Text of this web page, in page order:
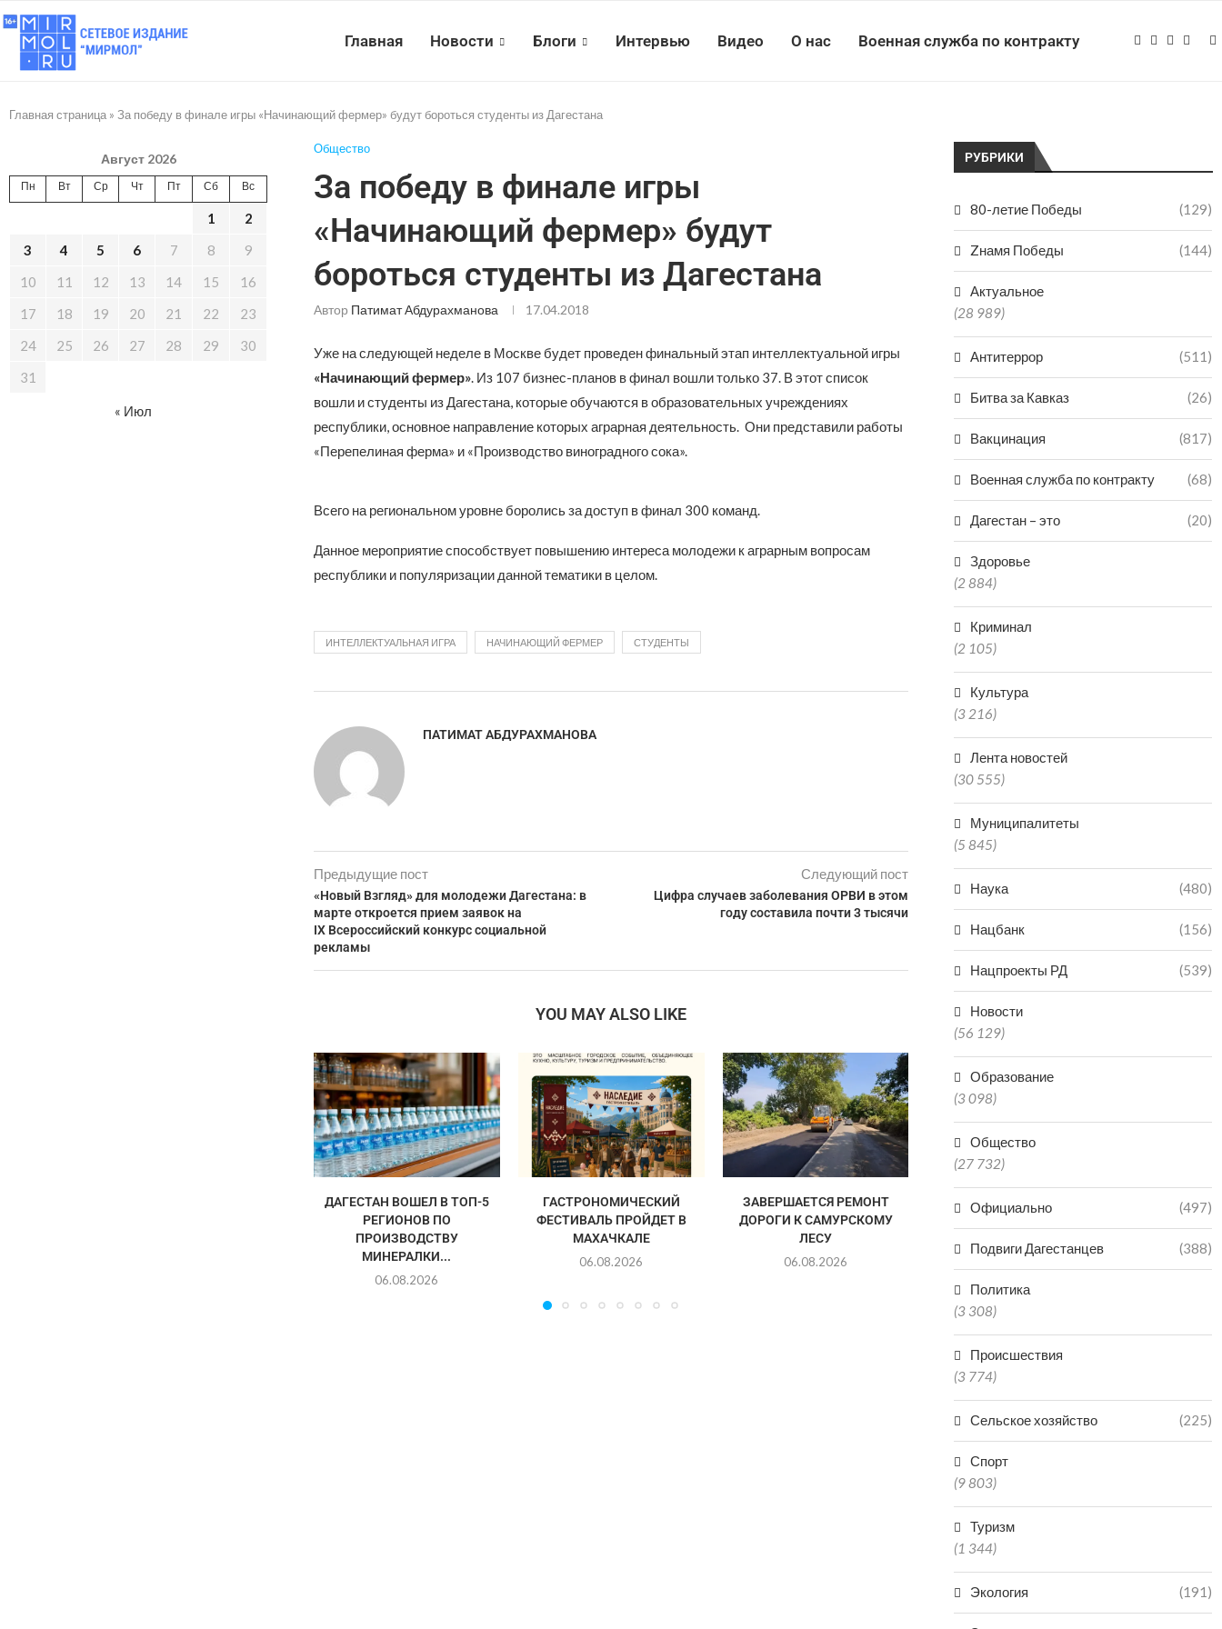
Главная Новости Блоги Интервью Видео О нас Военная служба по контракту
Главная страница » За победу в финале игры «Начинающий фермер» будут бороться студенты из Дагестана
Общество
За победу в финале игры
«Начинающий фермер» будут
бороться студенты из Дагестана
Автор Патимат Абдурахманова 17.04.2018
Уже на следующей неделе в Москве будет проведен финальный этап интеллектуальной игры
«Начинающий фермер». Из 107 бизнес-планов в финал вошли только 37. В этот список
вошли и студенты из Дагестана, которые обучаются в образовательных учреждениях
республики, основное направление которых аграрная деятельность. Они представили работы
«Перепелиная ферма» и «Производство виноградного сока».
Всего на региональном уровне боролись за доступ в финал 300 команд.
Данное мероприятие способствует повышению интереса молодежи к аграрным вопросам
республики и популяризации данной тематики в целом.
ИНТЕЛЛЕКТУАЛЬНАЯ ИГРА НАЧИНАЮЩИЙ ФЕРМЕР СТУДЕНТЫ
ПАТИМАТ АБДУРАХМАНОВА
Предыдущие пост
«Новый Взгляд» для молодежи Дагестана: в
марте откроется прием заявок на
IX Всероссийский конкурс социальной
рекламы
Следующий пост
Цифра случаев заболевания ОРВИ в этом
году составила почти 3 тысячи
YOU MAY ALSO LIKE
ДАГЕСТАН ВОШЕЛ В ТОП-5
РЕГИОНОВ ПО
ПРОИЗВОДСТВУ
МИНЕРАЛКИ...
06.08.2026
ГАСТРОНОМИЧЕСКИЙ
ФЕСТИВАЛЬ ПРОЙДЕТ В
МАХАЧКАЛЕ
06.08.2026
ЗАВЕРШАЕТСЯ РЕМОНТ
ДОРОГИ К САМУРСКОМУ
ЛЕСУ
06.08.2026
ДВУХ БРАТЬЕВ-МЕДВЕДЕЙ
МИШУ И ГРИШУ ИЗ
В
РУБРИКИ
80-летие Победы (129)
Zнамя Победы (144)
Актуальное
(28 989)
Антитеррор (511)
Битва за Кавказ (26)
Вакцинация (817)
Военная служба по контракту (68)
Дагестан – это (20)
Здоровье
(2 884)
Криминал
(2 105)
Культура
(3 216)
Лента новостей
(30 555)
Муниципалитеты
(5 845)
Наука (480)
Нацбанк (156)
Нацпроекты РД (539)
Новости
(56 129)
Образование
(3 098)
Общество
(27 732)
Официально (497)
Подвиги Дагестанцев (388)
Политика
(3 308)
Происшествия
(3 774)
Сельское хозяйство (225)
Спорт
(9 803)
Туризм
(1 344)
Экология (191)
Август 2026
Пн Вт Ср Чт Пт Сб Вс
1
2
3
4 5 6 7 8
9
10
11 12 13 14 15
16
17
18 19 20 21 22
23
24
25 26 27 28 29
30
31
« Июл